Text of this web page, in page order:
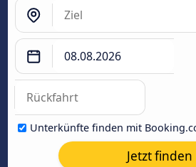
Unterkünfte finden mit
Jetzt finden